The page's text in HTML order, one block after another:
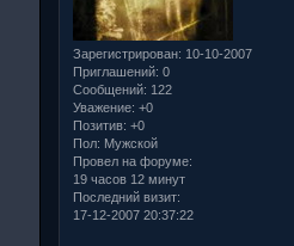
Зарегистрирован: 10-10-2007
Приглашений: 0
Сообщений: 122
Уважение: +0
Позитив: +0
Пол: Мужской
Провел на форуме:
19 часов 12 минут
Последний визит:
17-12-2007 20:37:22